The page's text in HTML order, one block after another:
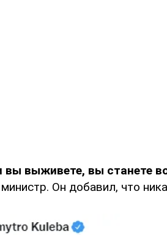
вы выживете, вы станете
Он добавил, что